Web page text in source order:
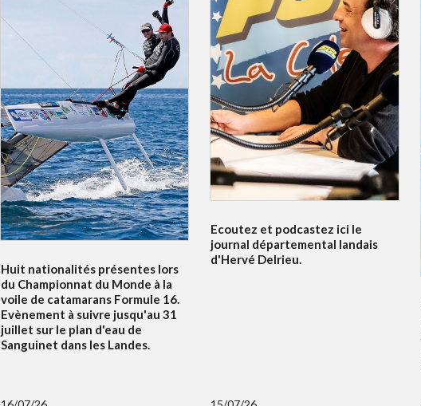
Huit nationalités présentes lors
du Championnat du Monde à la
voile de catamarans Formule 16.
Evènement à suivre jusqu'au 31
juillet sur le plan d'eau de
Sanguinet dans les Landes.
Ecoutez et podcastez ici le
journal départemental landais
d'Hervé Delrieu.